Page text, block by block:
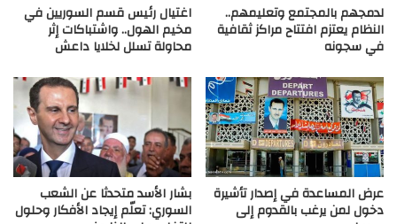
لدمجهم بالمجتمع وتعليمهم..
النظام يعتزم افتتاح مراكز ثقافية
في سجونه
اغتيال رئيس قسم السوريين في
مخيم الهول.. واشتباكات إثر
محاولة تسلل لخلايا داعش
عرض المساعدة في إصدار تأشيرة
دخول لمن يرغب بالقدوم إلى
بشار الأسد متحدثا عن الشعب
السوري: تعلّم إيجاد الأفكار وحلول